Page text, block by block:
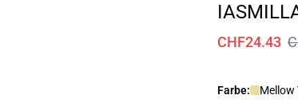
CHF24.43
Farbe: Mellow